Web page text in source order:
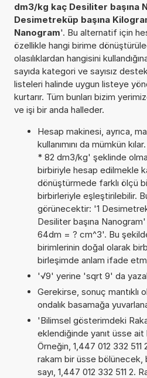
dm3/kg kaç Desiliter başına
Desimetreküp başına
Nanogram'. Bu alternatif için
özellikle hangi birime
olasılıklardan hangisini
sayıda kategori ve sayısız
listeleri halinde uygun listeye
kurtarır. Tüm bunları bizim
ve işi bir anda halleder.
Hesap makinesi, ayrıca,
kullanımını da mümkün
* 82 dm3/kg' şeklinde
birbiriyle hesap edilmekle
dönüştürmede farklı ölçü
birbirleriyle eşleştirilebilir.
görünecektir: '1
Desiliter başına
64dm = ? cm^3'. Bu
birimlerinin doğal olarak
birleşimde anlam ifade
'√9' yerine 'sqrt 9' da
Gerekirse, sonuç mantıklı
ondalık basamağa
'Bilimsel gösterimdeki
eklendiğinde yanıt üsse ait
Örneğin, 1,447 012 332 511
rakam bir üsse bölünecek,
sayı, 1,447 012 332 511 2.